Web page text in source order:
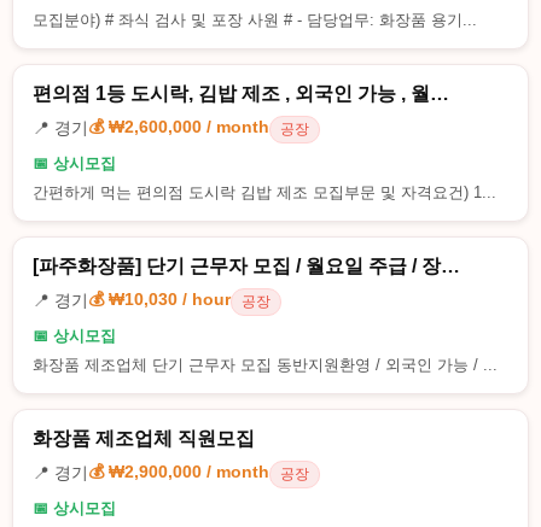
모집분야) # 좌식 검사 및 포장 사원 # - 담당업무: 화장품 용기...
편의점 1등 도시락, 김밥 제조 , 외국인 가능 , 월…
📍 경기💰 ₩2,600,000 / month 공장
📅 상시모집
간편하게 먹는 편의점 도시락 김밥 제조 모집부문 및 자격요건) 1...
[파주화장품] 단기 근무자 모집 / 월요일 주급 / 장…
📍 경기💰 ₩10,030 / hour 공장
📅 상시모집
화장품 제조업체 단기 근무자 모집 동반지원환영 / 외국인 가능 / ...
화장품 제조업체 직원모집
📍 경기💰 ₩2,900,000 / month 공장
📅 상시모집